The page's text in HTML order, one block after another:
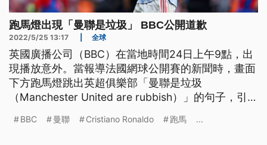
跑馬燈出現「曼聯是垃圾」 BBC公開道歉
2022/5/25 13:17 全球
英國廣播公司（BBC）在當地時間24日上午9點，出
現播放意外。當報導法國網球公開賽的新聞時，畫面
下方跑馬燈跳出英超俱樂部「曼聯是垃圾
（Manchester United are rubbish）」的句子，引起
BBC 曼聯 Cristiano Ronaldo 跑馬 ...